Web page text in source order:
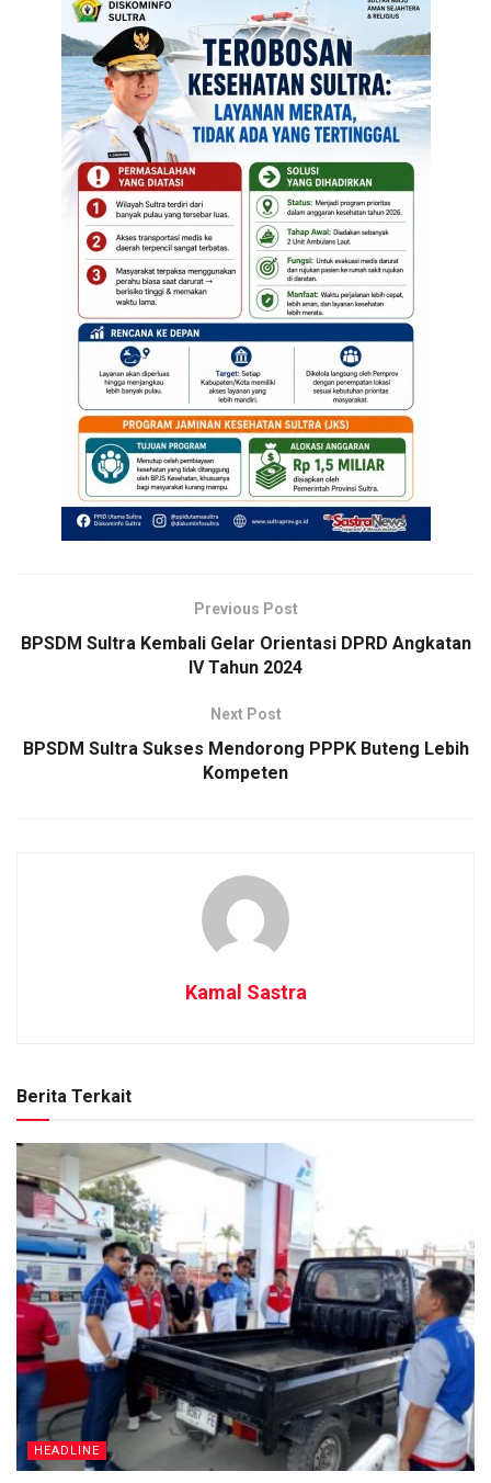
Previous Post
BPSDM Sultra Kembali Gelar Orientasi DPRD Angkatan
IV Tahun 2024
Next Post
BPSDM Sultra Sukses Mendorong PPPK Buteng Lebih
Kompeten
Kamal Sastra
Berita Terkait
HEADLINE